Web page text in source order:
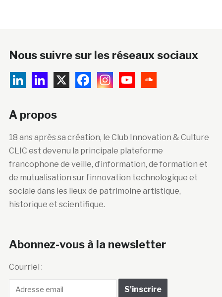
Nous suivre sur les réseaux sociaux
A propos
18 ans après sa création, le Club Innovation & Culture
CLIC est devenu la principale plateforme
francophone de veille, d’information, de formation et
de mutualisation sur l’innovation technologique et
sociale dans les lieux de patrimoine artistique,
historique et scientifique.
Abonnez-vous à la newsletter
Courriel :